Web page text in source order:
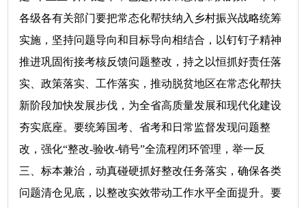
各级各有关部门要把常态化帮扶纳入乡村振兴战略统筹
实施，坚持问题导向和目标导向相结合，以钉钉子精神
推进巩固衔接考核反馈问题整改，持之以恒抓好责任落
实、政策落实、工作落实，推动脱贫地区在常态化帮扶
新阶段加快发展步伐，为全省高质量发展和现代化建设
夯实底座。要统筹国考、省考和日常监督发现问题整
改，强化“整改-验收-销号”全流程闭环管理，举一反
三、标本兼治，动真碰硬抓好整改任务落实，确保各类
问题清仓见底，以整改实效带动工作水平全面提升。要